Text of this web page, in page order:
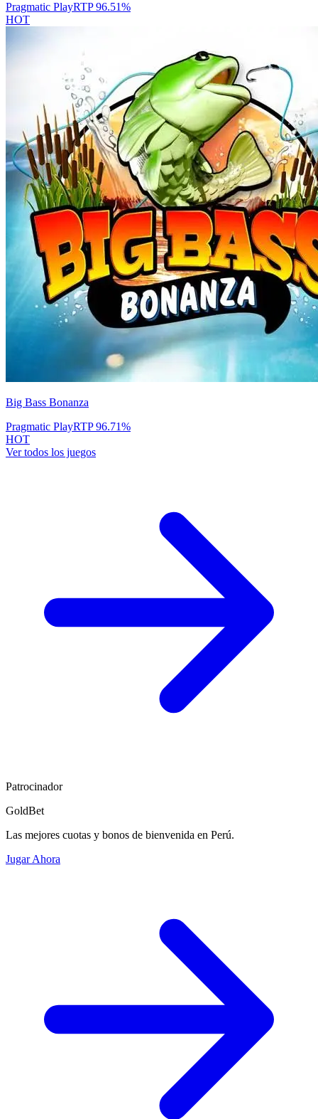
Pragmatic PlayRTP96.51%
HOT
Big Bass Bonanza
Pragmatic PlayRTP96.71%
HOT
Ver todos los juegos
Patrocinador
GoldBet
Las mejores cuotas y bonos de bienvenida en Perú.
Jugar Ahora